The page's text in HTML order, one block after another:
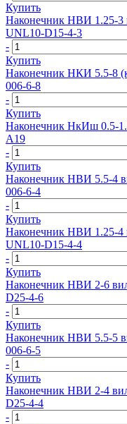
Купить
Наконечник НВИ 1.25-3
UNL10-D15-4-3
-
Купить
Наконечник НКИ 5.5-8
006-6-8
-
Купить
Наконечник НкИш 0.5-
A19
-
Купить
Наконечник НВИ 5.5-4
006-6-4
-
Купить
Наконечник НВИ 1.25-4
UNL10-D15-4-4
-
Купить
Наконечник НВИ 2-6
D25-4-6
-
Купить
Наконечник НВИ 5.5-5
006-6-5
-
Купить
Наконечник НВИ 2-4
D25-4-4
-